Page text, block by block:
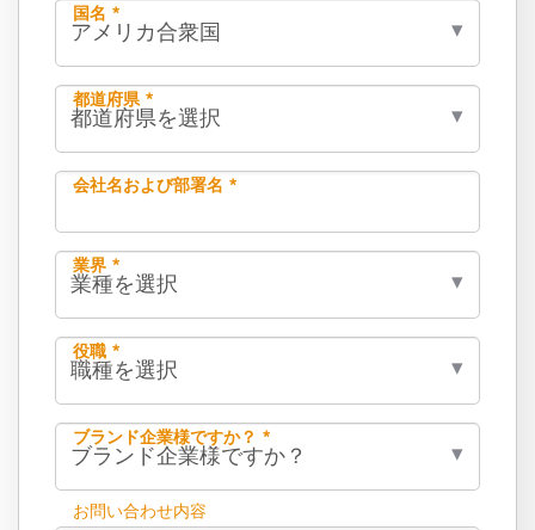
国名 *
都道府県 *
会社名および部署名 *
業界 *
役職 *
ブランド企業様ですか？ *
お問い合わせ内容